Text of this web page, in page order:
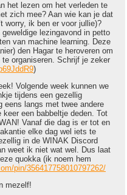
het lezen om het verleden te
zich mee? Aan wie kan je dat
worry, ik ben er voor jullie)?
lezingavond in petto
van machine learning. Deze
den Hagar te heroveren om
organiseren. Schrijf je zeker
)
Volgende week kunnen we
tijdens een gezellig
eens langs met twee andere
een babbeltje deden. Tot
Vanaf die dag is er tot en
elke dag wel iets te
in de WINAK Discord
weet ik niet wat wel. Dus laat
quokka (ik noem hem
pin/356417758010797262/
mezelf!